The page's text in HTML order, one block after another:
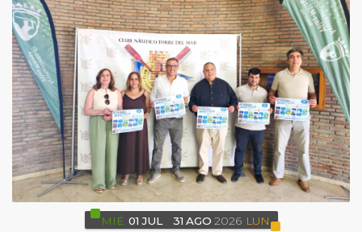
MIÉ 01 JUL 31 AGO 2026 LUN